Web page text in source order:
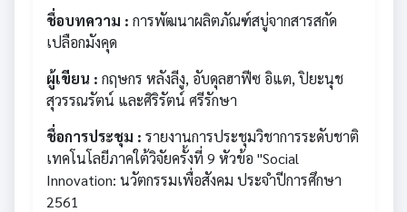
ชื่อบทความ : การพัฒนาผลิตภัณฑ์สบู่จากสารสกัด
เปลือกมังคุด
ผู้เขียน : กฤษกร หลังลีงู, อับดุลฮาฟีซ อิแต, ปิยะนุช
สุวรรณรัตน์ และศิริรัตน์ ศรีรักษา
ชื่อการประชุม : รายงานการประชุมวิชาการระดับชาติ
เทคโนโลยีภาคใต้วิจัยครั้งที่ 9 หัวข้อ "Social
Innovation: นวัตกรรมเพื่อสังคม ประจำปีการศึกษา
2561